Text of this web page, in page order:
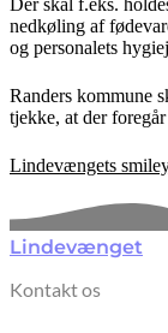
nedkøling af
og personalets
Randers kommune
tjekke, at der
Lindevængets
Lindevænget
Kontakt os